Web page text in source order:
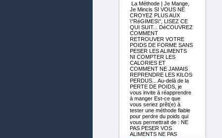
La Méthode | Je Mange,
Je Mincis SI VOUS NE
CROYEZ PLUS AUX
\"RéGIMES\", LISEZ CE
QUI SUIT... DéCOUVREZ
COMMENT
RETROUVER VOTRE
POIDS DE FORME SANS
PESER LES ALIMENTS
NI COMPTER LES
CALORIES ET
COMMENT NE JAMAIS
REPRENDRE LES KILOS
PERDUS... Au-delà de la
PERTE DE POIDS, je
vous invite à réapprendre
à manger Est-ce que
vous seriez prêt(e) à
tester une méthode fiable
pour perdre du poids qui
vous permettrait de : NE
PAS PESER VOS
ALIMENTS NE PAS